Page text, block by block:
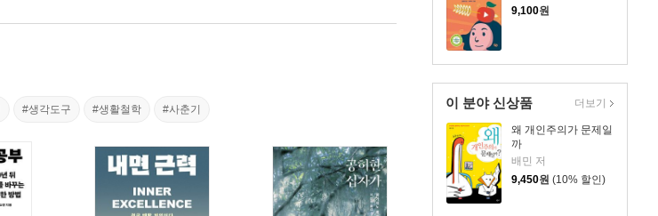
9,100원
이 분야 신상품
왜 개인주의가 문제일
까
배민 저
9,450원 (10% 할인)
더보기
#생각도구 #생활철학 #사춘기